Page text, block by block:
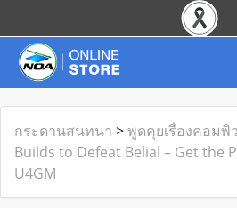
กระดานสนทนา >พูดคุยเรื่องคอมพิ
Builds to Defeat Belial – Get the
U4GM